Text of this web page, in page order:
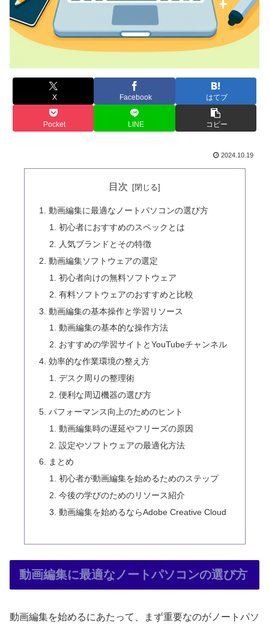
X Facebook はてブ
Pocket LINE コピー
2024.10.19
目次
動画編集に最適なノートパソコンの選び方
初心者におすすめのスペックとは
人気ブランドとその特徴
動画編集ソフトウェアの選定
初心者向けの無料ソフトウェア
有料ソフトウェアのおすすめと比較
動画編集の基本操作と学習リソース
動画編集の基本的な操作方法
おすすめの学習サイトとYouTubeチャンネル
効率的な作業環境の整え方
デスク周りの整理術
便利な周辺機器の選び方
パフォーマンス向上のためのヒント
動画編集時の遅延やフリーズの原因
設定やソフトウェアの最適化方法
まとめ
初心者が動画編集を始めるためのステップ
今後の学びのためのリソース紹介
動画編集を始めるならAdobe Creative Cloud
動画編集に最適なノートパソコンの選び方
動画編集を始めるにあたって、まず重要なのがノートパソ